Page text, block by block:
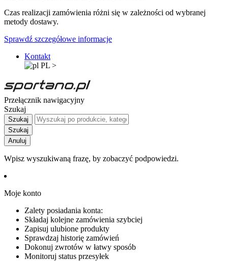
Czas realizacji zamówienia różni się w zależności od wybranej
metody dostawy.
Sprawdź szczegółowe informacje
Kontakt
PL >
Przełącznik nawigacyjny
Szukaj
Szukaj
Szukaj
Anuluj
Wpisz wyszukiwaną frazę, by zobaczyć podpowiedzi.
Moje konto
Zalety posiadania konta:
Składaj kolejne zamówienia szybciej
Zapisuj ulubione produkty
Sprawdzaj historię zamówień
Dokonuj zwrotów w łatwy sposób
Monitoruj status przesyłek